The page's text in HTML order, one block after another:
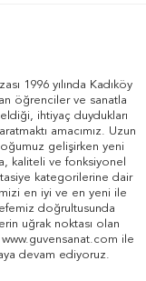
1996 yılında Kadıköy
öğrenciler ve sanatla
ihtiyaç duydukları
amacımız. Uzun
gelişirken yeni
kaliteli ve fonksiyonel
kategorilerine dair
en iyi ve en yeni ile
doğrultusunda
uğrak noktası olan
www.guvensanat.com ile
devam ediyoruz.